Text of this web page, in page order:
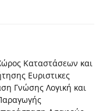
Καταστάσεων και
Ευριστικες
Γνώσης Λογική και